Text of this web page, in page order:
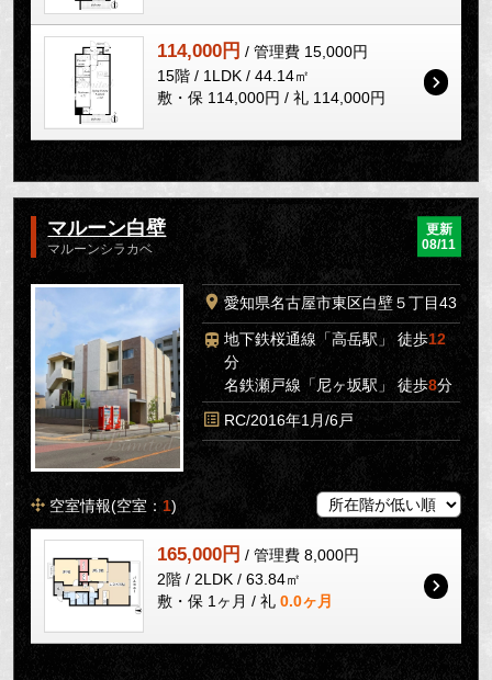
114,000円 / 管理費 15,000円
15階 / 1LDK / 44.14㎡
敷・保 114,000円 / 礼 114,000円
マルーン白壁
マルーンシラカベ
更新
08/11
愛知県名古屋市東区白壁５丁目43
地下鉄桜通線「高岳駅」 徒歩12
分
名鉄瀬戸線「尼ヶ坂駅」 徒歩8分
RC/2016年1月/6戸
空室情報(空室： 1)
165,000円 / 管理費 8,000円
2階 / 2LDK / 63.84㎡
敷・保 1ヶ月 / 礼 0.0ヶ月